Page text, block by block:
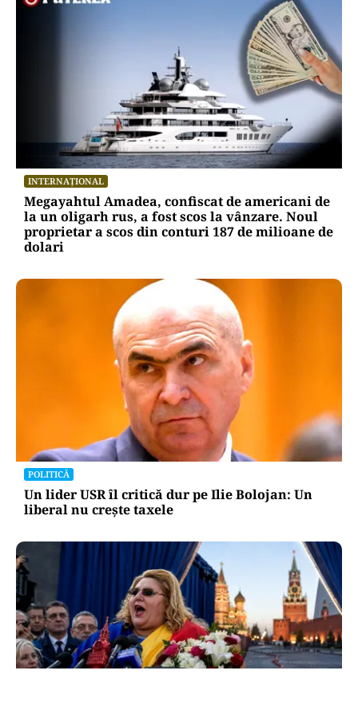
INTERNAȚIONAL
Megayahtul Amadea, confiscat de americani de
la un oligarh rus, a fost scos la vânzare. Noul
proprietar a scos din conturi 187 de milioane de
dolari
POLITICĂ
Un lider USR îl critică dur pe Ilie Bolojan: Un
liberal nu crește taxele